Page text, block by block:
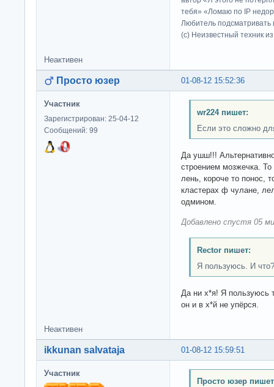
тебя» «Ломаю по IP
Любитель подсматривать
(c) Неизвестный техник
Неактивен
01-08-12 15:52:36
Просто юзер
Участник
Зарегистрирован: 25-04-12
Сообщений: 99
wr224 пишет:
Если это сложно
Да ушш!!!
строением мозжечка.
лень, короче то понос,
кластерах ф чулане,
одмином.
Добавлено спустя 05
Rector пишет:
Я пользуюсь. И что?
Да ни х*я! Я пользуюсь
он и в х*й не упёрся.
Неактивен
01-08-12 15:59:51
ikkunan salvataja
Участник
Просто юзер